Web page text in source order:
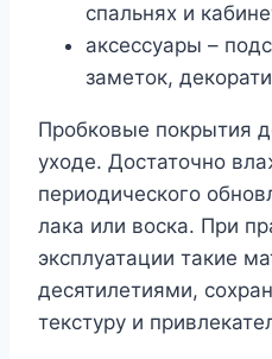
спальнях и
аксессуары –
заметок,
Пробковые покрытия
уходе. Достаточно
периодического
лака или воска. При
эксплуатации такие
десятилетиями,
текстуру и